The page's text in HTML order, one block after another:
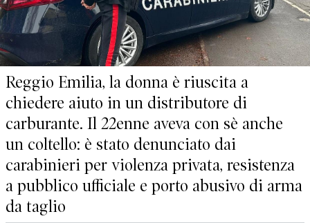
Reggio Emilia, la donna è riuscita a
chiedere aiuto in un distributore di
carburante. Il 22enne aveva con sè anche
un coltello: è stato denunciato dai
carabinieri per violenza privata, resistenza
a pubblico ufficiale e porto abusivo di arma
da taglio